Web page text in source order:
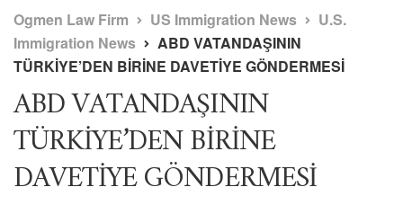
Ogmen Law Firm US Immigration News
U.S.
Immigration News
ABD VATANDAŞININ
TÜRKİYE’DEN BİRİNE DAVETİYE GÖNDERMESİ
ABD VATANDAŞININ
TÜRKİYE’DEN BİRİNE
DAVETİYE GÖNDERMESİ